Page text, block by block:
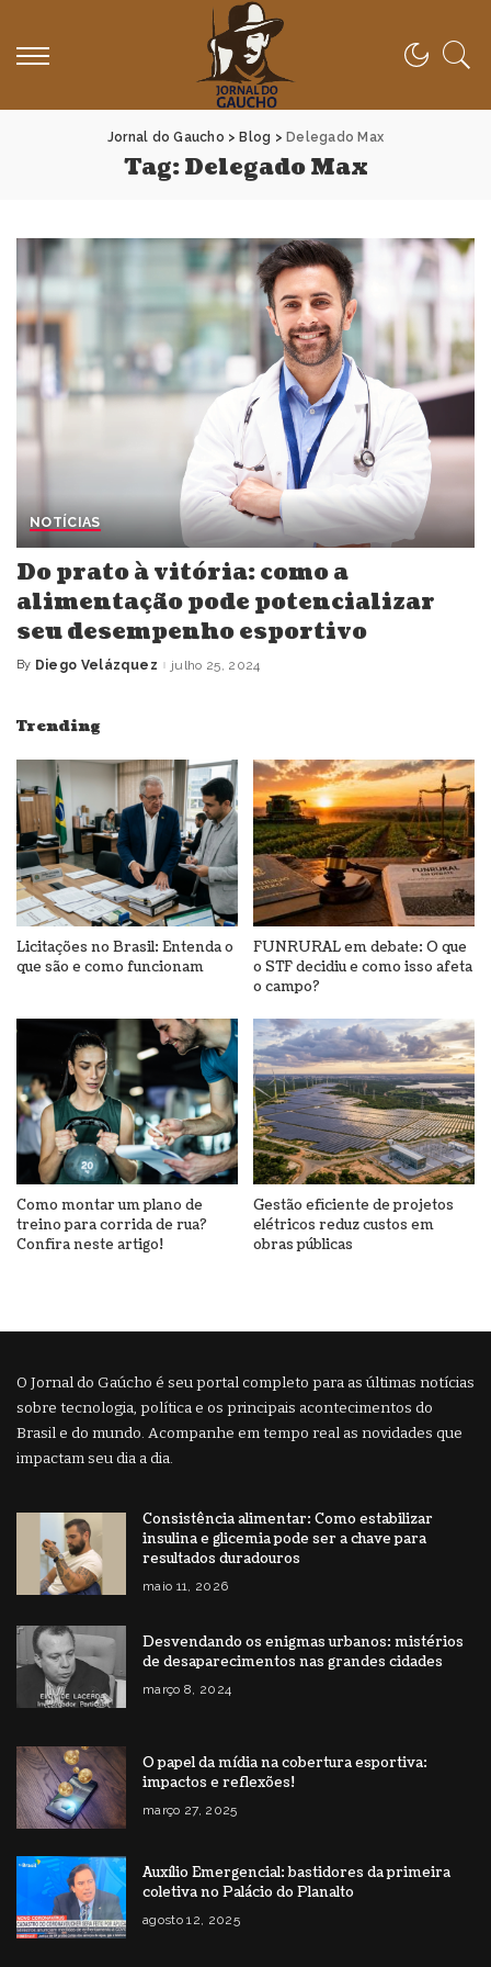
Jornal do Gaucho > Blog > Delegado Max
Tag:Delegado Max
NOTÍCIAS
Do prato à vitória: como a
alimentação pode potencializar
seu desempenho esportivo
Posted
By Diego Velázquez julho 25, 2024
Trending
Licitações no Brasil: Entenda o
que são e como funcionam
FUNRURAL em debate: O que
o STF decidiu e como isso afeta
o campo?
Como montar um plano de
treino para corrida de rua?
Confira neste artigo!
Gestão eficiente de projetos
elétricos reduz custos em
obras públicas
O Jornal do Gaúcho é seu portal completo para as últimas notícias
sobre tecnologia, política e os principais acontecimentos do
Brasil e do mundo. Acompanhe em tempo real as novidades que
impactam seu dia a dia.
Consistência alimentar: Como estabilizar
insulina e glicemia pode ser a chave para
resultados duradouros
maio 11, 2026
Desvendando os enigmas urbanos: mistérios
de desaparecimentos nas grandes cidades
março 8, 2024
O papel da mídia na cobertura esportiva:
impactos e reflexões!
março 27, 2025
Auxílio Emergencial: bastidores da primeira
coletiva no Palácio do Planalto
agosto 12, 2025